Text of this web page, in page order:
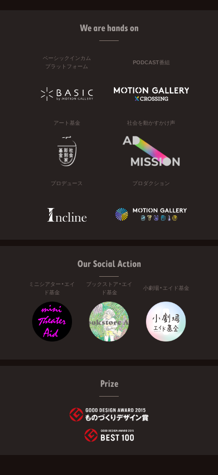
We are hands on
ベーシックインカム
プラットフォーム
PODCAST番組
アート基金 社会を動かすかけ声
プロデュース プロダクション
Our Social Action
ミニシアター・エイ
ド基金
ブックストア・エイ
ド基金
小劇場・エイド基金
Prize